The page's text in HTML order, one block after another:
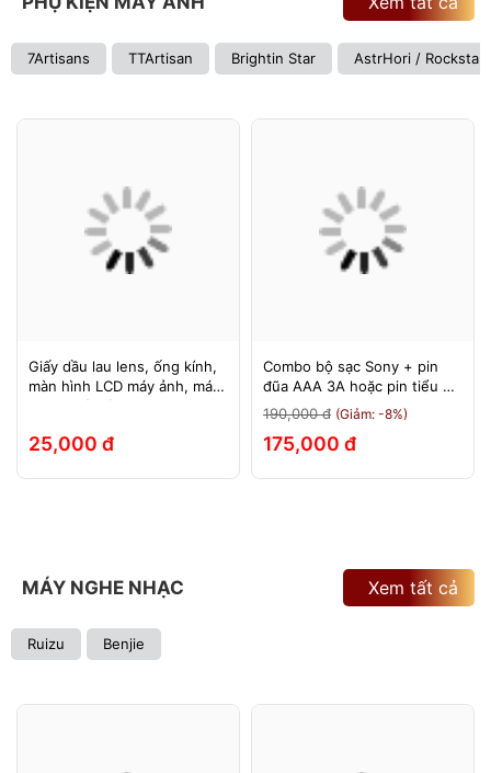
7Artisans TTArtisan Brightin Star AstrHori / Rockstar
Giấy dầu lau lens, ống kính,
màn hình LCD máy ảnh, máy
quay, máy tính, laptop, điện
25,000 đ
Combo bộ sạc Sony + pin
đũa AAA 3A hoặc pin tiểu AA
2A Sony 1.5v
190,000 đ (Giảm: -8%)
175,000 đ
MÁY NGHE NHẠC
Ruizu Benjie
Xem tất cả